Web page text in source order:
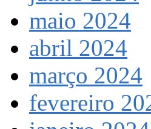
maio 2024
abril 2024
março 2024
fevereiro